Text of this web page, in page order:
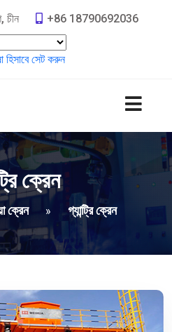
চীন +86 18790692036
হিসাবে সেট করুন
ক্রেন
ক্রেন » গ্যান্ট্রি ক্রেন